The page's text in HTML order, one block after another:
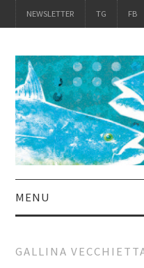
NEWSLETTER TG FB
MENU
GALLINA